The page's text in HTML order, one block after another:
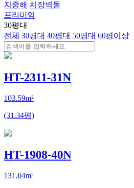
지중해 치장벽돌
프리미엄
30평대
전체 30평대 40평대 50평대 60평이상
HT-2311-31N
103.59m²
(31.34평)
HT-1908-40N
131.04m²